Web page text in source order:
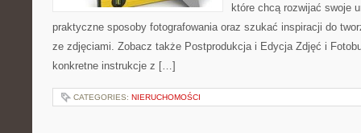
które chcą rozwijać swoje
praktyczne sposoby fotografowania oraz szukać inspiracji do
ze zdjęciami. Zobacz także Postprodukcja i Edycja Zdjęć i
konkretne instrukcje z […]
CATEGORIES: NIERUCHOMOŚCI